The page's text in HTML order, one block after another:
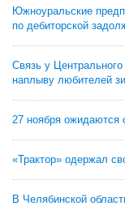
Южноуральские
по дебиторской
Связь у
наплыву любителей
27 ноября
«Трактор» одержал
В Челябинской